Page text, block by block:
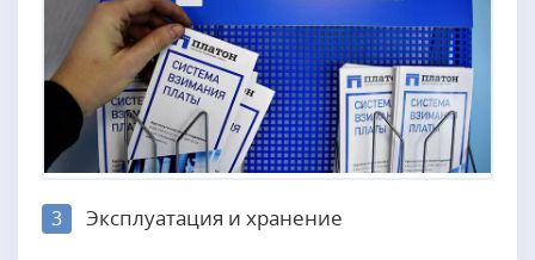
3 Эксплуатация и хранение